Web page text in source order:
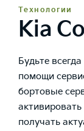
Технологии
Kia
Будьте
помощи
бортовые
получать